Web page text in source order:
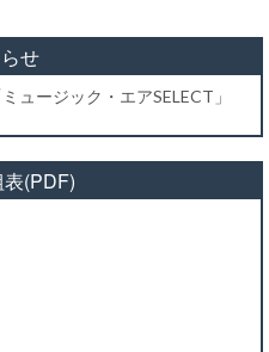
せ
ュージック・エアSELECT」
(PDF)